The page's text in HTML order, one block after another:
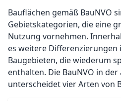
Bauflächen gemäß BauNVO
Gebietskategorien, die eine
Nutzung vornehmen.
es weitere Differenzierungen
Baugebieten, die wiederum
enthalten. Die BauNVO in
unterscheidet vier Arten von